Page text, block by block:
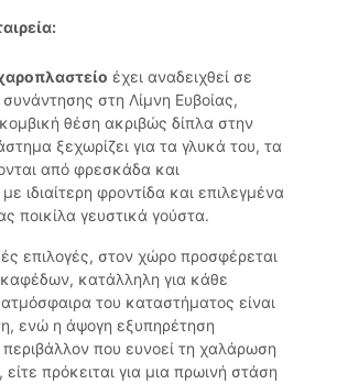
έχει αναδειχθεί σε
στη Λίμνη Ευβοίας,
θέση ακριβώς δίπλα στην
ξεχωρίζει για τα γλυκά του, τα
από φρεσκάδα και
ιδιαίτερη φροντίδα και επιλεγμένα
ποικίλα γευστικά γούστα.
επιλογές, στον χώρο προσφέρεται
κατάλληλη για κάθε
του καταστήματος είναι
ενώ η άψογη εξυπηρέτηση
που ευνοεί τη χαλάρωση
πρόκειται για μια πρωινή στάση